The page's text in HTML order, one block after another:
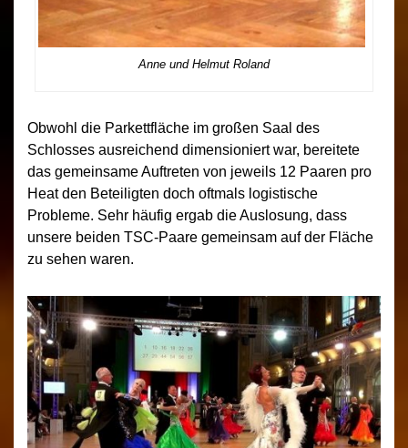
Anne und Helmut Roland
Obwohl die Parkettfläche im großen Saal des
Schlosses ausreichend dimensioniert war, bereitete
das gemeinsame Auftreten von jeweils 12 Paaren pro
Heat den Beteiligten doch oftmals logistische
Probleme. Sehr häufig ergab die Auslosung, dass
unsere beiden TSC-Paare gemeinsam auf der Fläche
zu sehen waren.